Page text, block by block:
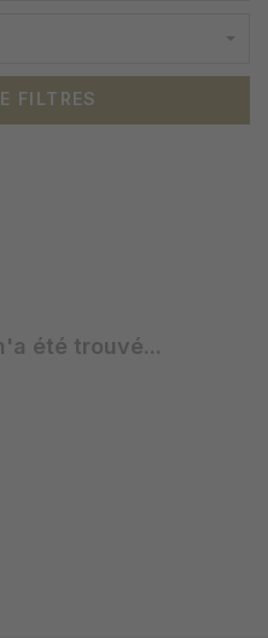
FILTRES
été trouvé...